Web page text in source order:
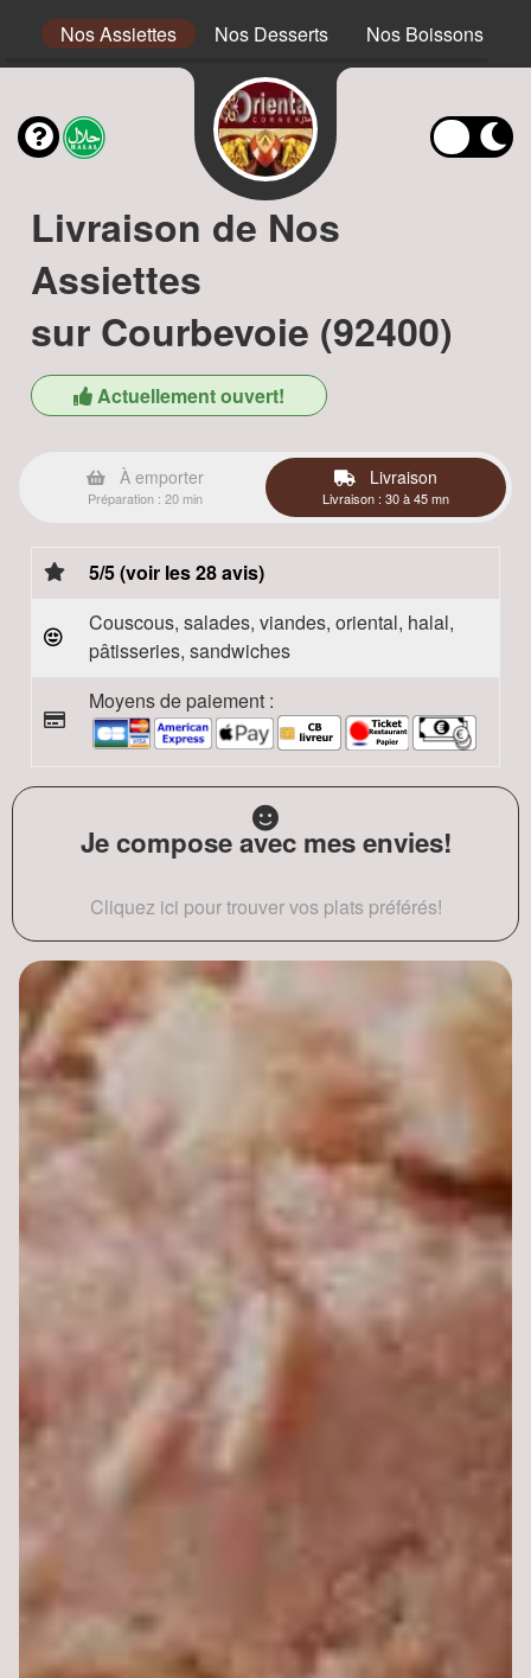
Nos Assiettes Nos Desserts Nos Boissons
Livraison de Nos
Assiettes
sur Courbevoie (92400)
Actuellement ouvert!
À emporter
Préparation : 20 min
Livraison
Livraison : 30 à 45 mn
5/5 (voir les 28 avis)
Couscous, salades, viandes, oriental, halal,
pâtisseries, sandwiches
Moyens de paiement :
Je compose avec mes envies!
Cliquez ici pour trouver vos plats préférés!